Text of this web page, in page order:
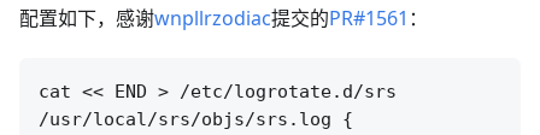
配置如下，感谢wnpllrzodiac提交的PR#1561 ：
cat << END > /etc/logrotate.d/srs
/usr/local/srs/objs/srs.log {